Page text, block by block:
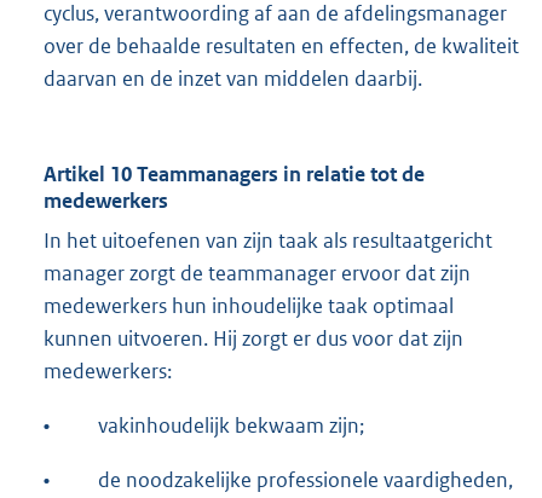
cyclus, verantwoording af aan de afdelingsmanager
over de behaalde resultaten en effecten, de kwaliteit
daarvan en de inzet van middelen daarbij.
Artikel 10 Teammanagers in relatie tot de
medewerkers
In het uitoefenen van zijn taak als resultaatgericht
manager zorgt de teammanager ervoor dat zijn
medewerkers hun inhoudelijke taak optimaal
kunnen uitvoeren. Hij zorgt er dus voor dat zijn
medewerkers:
• vakinhoudelijk bekwaam zijn;
•
de noodzakelijke professionele vaardigheden,